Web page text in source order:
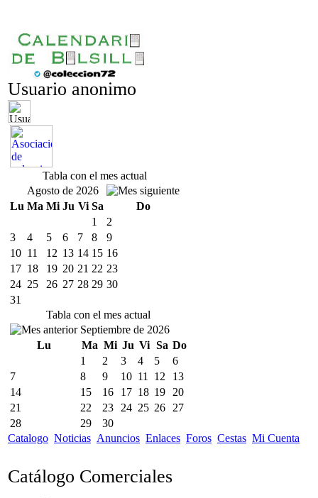
Usuario anonimo
Tabla con el mes actual
Agosto de 2026
Lu Ma Mi Ju Vi Sa
Do
1
2
3
4 5 6 7 8
9
10 11 12 13 14 15 16
17 18 19 20 21 22 23
24 25 26 27 28 29 30
31
Tabla con el mes actual
Septiembre de 2026
Lu
Ma Mi Ju Vi Sa Do
1
2 3 4 5
6
7
8 9 10 11 12
13
14
15 16 17 18 19
20
21
22 23 24 25 26
27
28
29
30
Catalogo Noticias Anuncios Enlaces Foros Cestas Mi Cuenta
Catálogo Comerciales